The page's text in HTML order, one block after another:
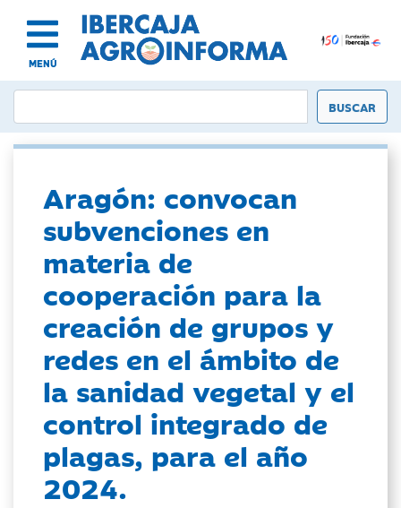
MENÚ
Aragón: convocan
subvenciones en
materia de
cooperación para la
creación de grupos y
redes en el ámbito de
la sanidad vegetal y el
control integrado de
plagas, para el año
2024.